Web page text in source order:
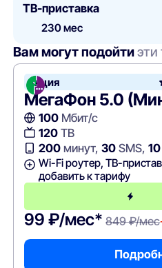
ТВ-приставка
230 мес
Вам могут подойти
Акция
МегаФон 5.0
100Мбит/с
120ТВ
200минут, 30SMS, 10
Wi-Fi роутер, ТВ-
добавить к тарифу
99 ₽/мес* 849 ₽/мес